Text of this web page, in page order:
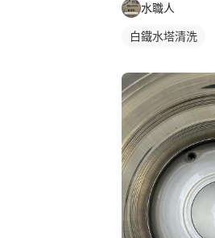
水職人
白鐵水塔清洗